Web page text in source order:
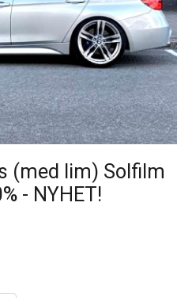
(med lim) Solfilm
- NYHET!